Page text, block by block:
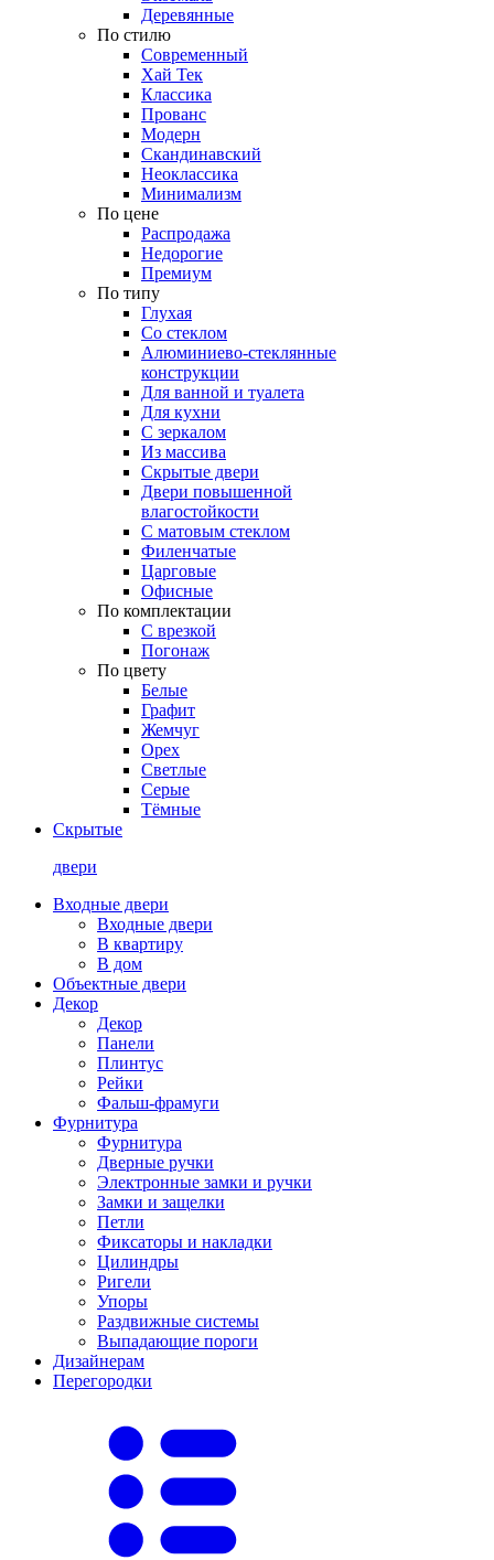
Деревянные
По стилю
Современный
Хай Тек
Классика
Прованс
Модерн
Скандинавский
Неоклассика
Минимализм
По цене
Распродажа
Недорогие
Премиум
По типу
Глухая
Со стеклом
Алюминиево-стеклянные
конструкции
Для ванной и туалета
Для кухни
С зеркалом
Из массива
Скрытые двери
Двери повышенной
влагостойкости
С матовым стеклом
Филенчатые
Царговые
Офисные
По комплектации
С врезкой
Погонаж
По цвету
Белые
Графит
Жемчуг
Орех
Светлые
Серые
Тёмные
Скрытые
двери
Входные двери
Входные двери
В квартиру
В дом
Объектные двери
Декор
Декор
Панели
Плинтус
Рейки
Фальш-фрамуги
Фурнитура
Фурнитура
Дверные ручки
Электронные замки и ручки
Замки и защелки
Петли
Фиксаторы и накладки
Цилиндры
Ригели
Упоры
Раздвижные системы
Выпадающие пороги
Дизайнерам
Перегородки